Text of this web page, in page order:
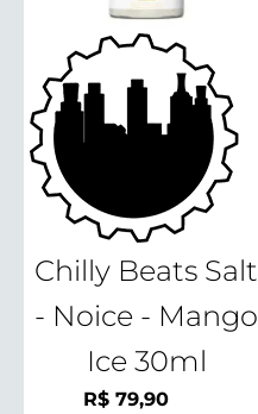
Chilly Beats Salt
- Noice - Mango
Ice 30ml
R$ 79,90